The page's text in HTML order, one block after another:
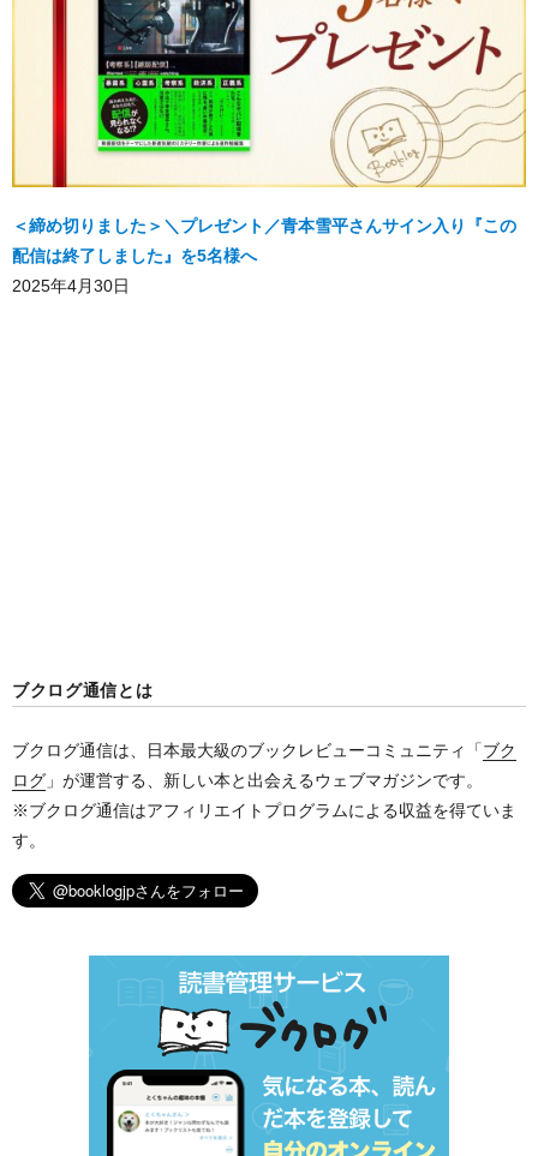
＜締め切りました＞＼プレゼント／青本雪平さんサイン入り『この
配信は終了しました』を5名様へ
2025年4月30日
ブクログ通信とは
ブクログ通信は、日本最大級のブックレビューコミュニティ「ブク
ログ 」が運営する、新しい本と出会えるウェブマガジンです。
※ブクログ通信はアフィリエイトプログラムによる収益を得ていま
す。